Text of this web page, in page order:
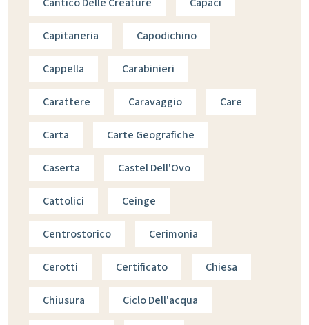
Capitaneria Capodichino
Cappella Carabinieri
Carattere Caravaggio Care
Carta Carte Geografiche
Caserta Castel Dell'Ovo
Cattolici Ceinge
Centrostorico Cerimonia
Cerotti Certificato Chiesa
Chiusura Ciclo Dell'acqua